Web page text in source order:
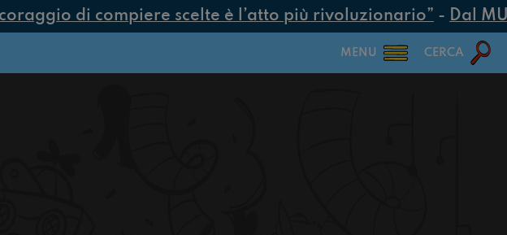
di compiere scelte è l’atto più rivoluzionario”-Dal
MENU CERCA